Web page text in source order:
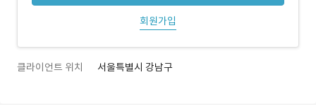
회원가입
클라이언트 위치 서울특별시 강남구